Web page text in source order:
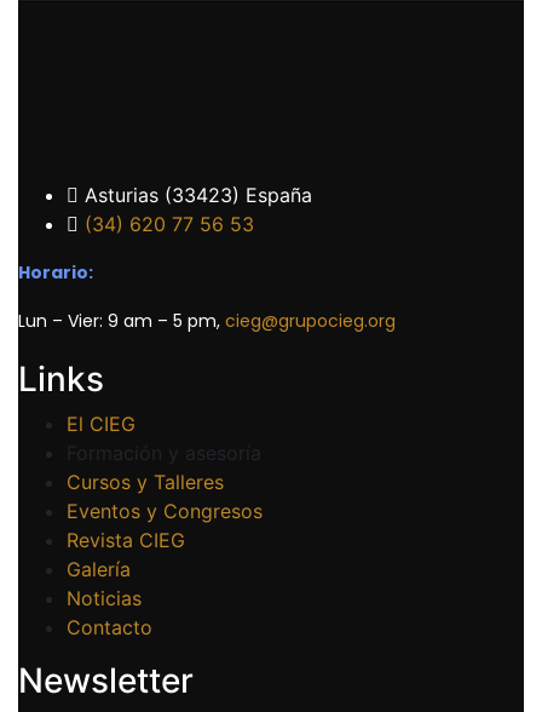
Asturias (33423) España
(34) 620 77 56 53
Horario:
Lun – Vier: 9 am – 5 pm, cieg@grupocieg.org
Links
El CIEG
Formación y asesoría
Cursos y Talleres
Eventos y Congresos
Revista CIEG
Galería
Noticias
Contacto
Newsletter